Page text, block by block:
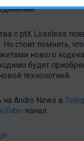
с ptX Lossless
стоит помнить,
нового
будет
технологией.
Andro News в
-канал .